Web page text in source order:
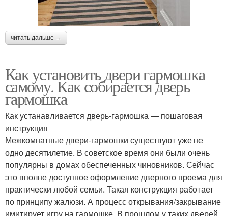
читать дальше →
Как установить двери гармошка
самому. Как собирается дверь
гармошка
Как устанавливается дверь-гармошка — пошаговая
инструкция
Межкомнатные двери-гармошки существуют уже не
одно десятилетие. В советское время они были очень
популярны в домах обеспеченных чиновников. Сейчас
это вполне доступное оформление дверного проема для
практически любой семьи. Такая конструкция работает
по принципу жалюзи. А процесс открывания/закрывание